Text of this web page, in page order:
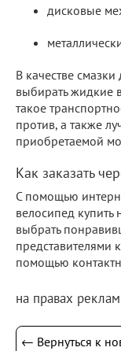
дисковые
В качестве
выбирать жидкие
такое
против, а также
приобретаемой
Как заказать
С помощью
велосипед
выбрать
помощью
на правах
← Вернуться к